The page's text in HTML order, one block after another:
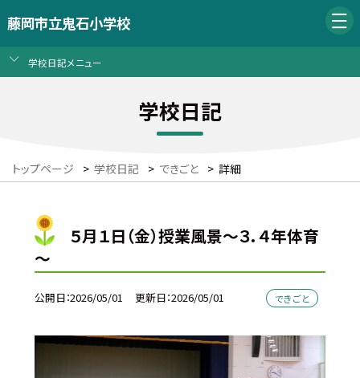
藤岡市立鬼石小学校
学校日記メニュー
学校日記
トップページ > 学校日記 > できごと > 詳細
５月１日（金）授業風景～３．４年体育
～
公開日 2026/05/01 更新日 2026/05/01 できごと